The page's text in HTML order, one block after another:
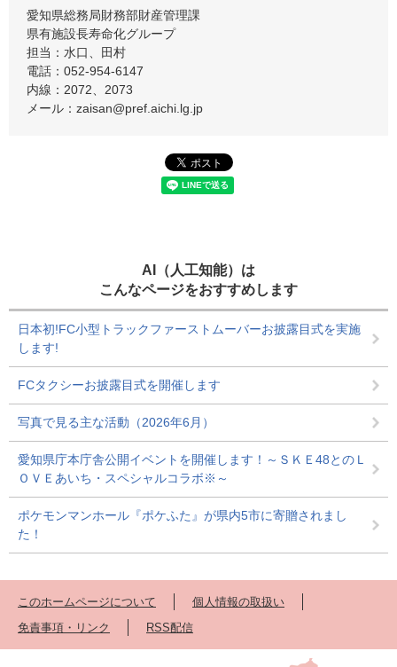
愛知県総務局財務部財産管理課
県有施設長寿命化グループ
担当：水口、田村
電話：052-954-6147
内線：2072、2073
メール：zaisan@pref.aichi.lg.jp
AI（人工知能）は
こんなページをおすすめします
日本初!FC小型トラックファーストムーバーお披露目式を実施
します!
FCタクシーお披露目式を開催します
写真で見る主な活動（2026年6月）
愛知県庁本庁舎公開イベントを開催します！～ＳＫＥ48とのＬ
ＯＶＥあいち・スペシャルコラボ※～
ポケモンマンホール『ポケふた』が県内5市に寄贈されまし
た！
このホームページについて
個人情報の取扱い
免責事項・リンク
RSS配信